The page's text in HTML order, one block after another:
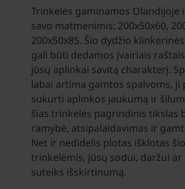
Trinkelės gaminamos Olandijoje
savo matmenimis: 200x50x60,
200x50x85. Šio dydžio
gali būti dedamos įvairiais
jūsų aplinkai savitą charakterį.
labai artima gamtos spalvoms, ji
sukurti aplinkos jaukumą ir
šias trinkeles pagrindinis tikslas
ramybė, atsipalaidavimas ir
Net ir nedidelis plotas išklotas
trinkelėmis, jūsų sodui, daržui ar
suteiks išskirtinumą.